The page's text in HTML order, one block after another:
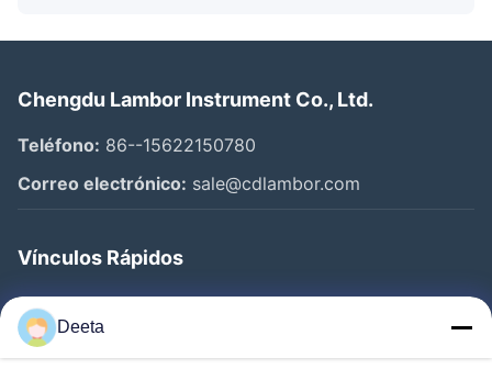
Chengdu Lambor Instrument Co., Ltd.
Teléfono: 86--15622150780
Correo electrónico: sale@cdlambor.com
Vínculos Rápidos
Inicio
Productos
Deeta